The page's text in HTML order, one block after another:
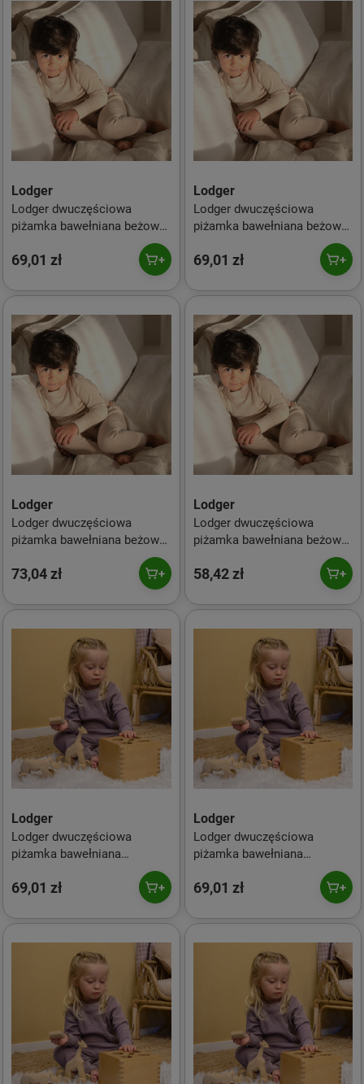
Lodger
Lodger dwuczęściowa
piżamka bawełniana beżowa
69,01 zł
Lodger
Lodger dwuczęściowa
piżamka bawełniana beżowa
69,01 zł
Lodger
Lodger dwuczęściowa
piżamka bawełniana beżowa
73,04 zł
Lodger
Lodger dwuczęściowa
piżamka bawełniana beżowa
58,42 zł
Lodger
Lodger dwuczęściowa
piżamka bawełniana
wrzosowa Ciumbelle Rose r.
74
69,01 zł
Lodger
Lodger dwuczęściowa
piżamka bawełniana
wrzosowa Ciumbelle Rose r.
80
69,01 zł